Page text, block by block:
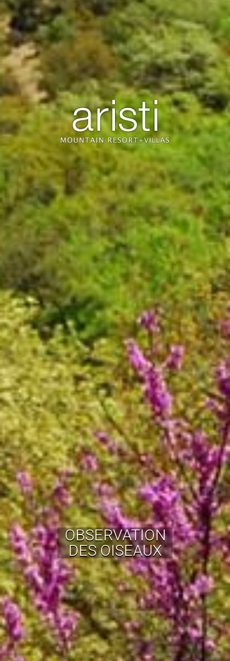
OBSERVATION
DES OISEAUX